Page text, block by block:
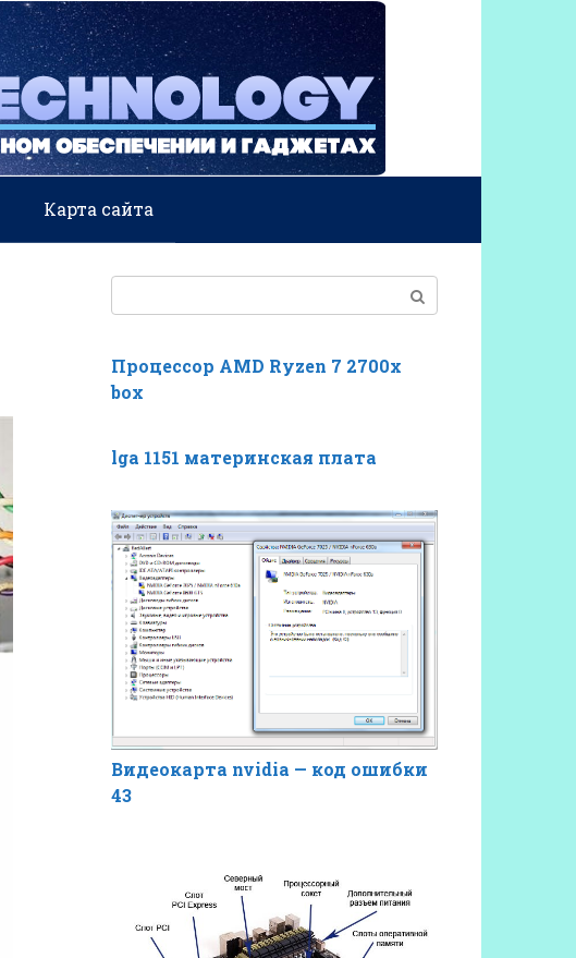
Карта сайта
Процессор AMD Ryzen 7 2700x
box
lga 1151 материнская плата
Видеокарта nvidia — код ошибки
43